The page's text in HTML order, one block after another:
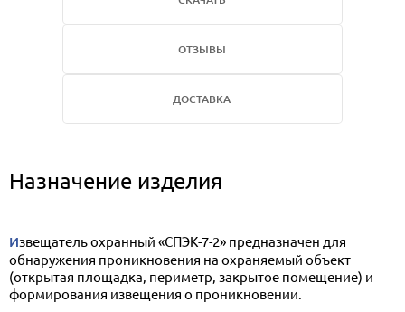
ОТЗЫВЫ
ДОСТАВКА
Назначение изделия
Извещатель охранный «СПЭК-7-2» предназначен для
обнаружения проникновения на охраняемый объект
(открытая площадка, периметр, закрытое помещение) и
формирования извещения о проникновении.